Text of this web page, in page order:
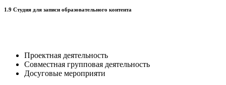
1.9 Студия для записи образовательного контента
Проектная деятельность
Совместная групповая деятельность
Досуговые мероприяти